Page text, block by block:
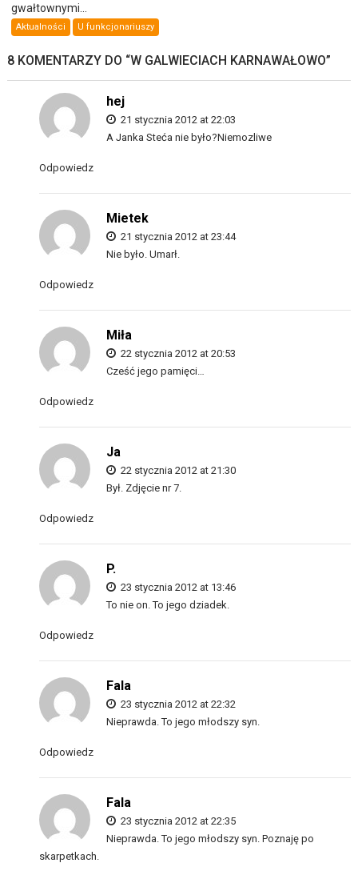
gwałtownymi...
Aktualności U funkcjonariuszy
8 KOMENTARZY DO “W GALWIECIACH KARNAWAŁOWO”
hej
21 stycznia 2012 at 22:03
A Janka Steća nie było?Niemozliwe
Odpowiedz
Mietek
21 stycznia 2012 at 23:44
Nie było. Umarł.
Odpowiedz
Miła
22 stycznia 2012 at 20:53
Cześć jego pamięci…
Odpowiedz
Ja
22 stycznia 2012 at 21:30
Był. Zdjęcie nr 7.
Odpowiedz
P.
23 stycznia 2012 at 13:46
To nie on. To jego dziadek.
Odpowiedz
Fala
23 stycznia 2012 at 22:32
Nieprawda. To jego młodszy syn.
Odpowiedz
Fala
23 stycznia 2012 at 22:35
Nieprawda. To jego młodszy syn. Poznaję po
skarpetkach.